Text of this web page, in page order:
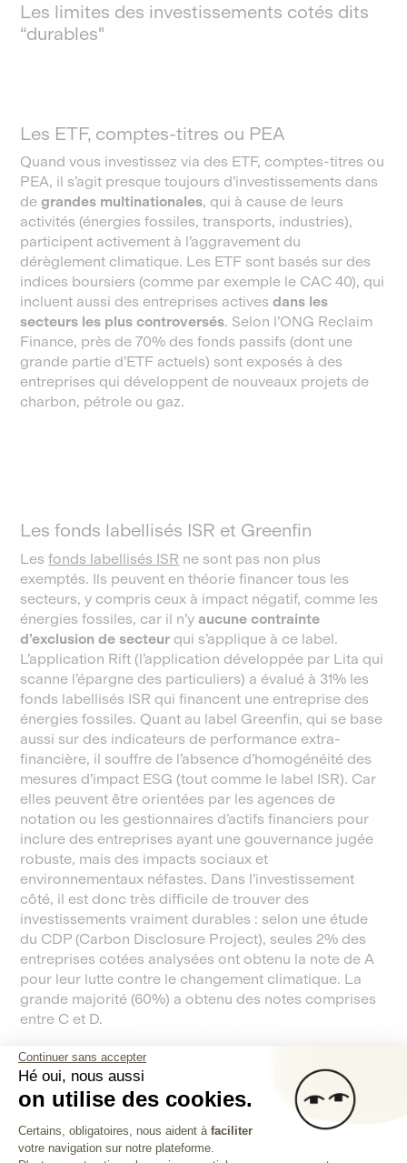
Les limites des investissements cotés dits
“durables"
Les ETF, comptes-titres ou PEA
Quand vous investissez via des ETF, comptes-titres ou
PEA, il s’agit presque toujours d’investissements dans
degrandes multinationales, qui à cause de leurs
activités (énergies fossiles, transports, industries),
participent activement à l’aggravement du
dérèglement climatique. Les ETF sont basés sur des
indices boursiers (comme par exemple le CAC 40), qui
incluent aussi des entreprises activesdans les
secteurs les plus controversés. Selon l’ONG Reclaim
Finance, près de 70% des fonds passifs (dont une
grande partie d’ETF actuels) sont exposés à des
entreprises qui développent de nouveaux projets de
charbon, pétrole ou gaz.
Les fonds labellisés ISR et Greenfin
Lesfonds labellisés ISR ne sont pas non plus
exemptés. Ils peuvent en théorie financer tous les
secteurs, y compris ceux à impact négatif, comme les
énergies fossiles, car il n’yaucune contrainte
d’exclusion de secteurqui s’applique à ce label.
L’application Rift (l’application développée par Lita qui
scanne l’épargne des particuliers) a évalué à 31% les
fonds labellisés ISR qui financent une entreprise des
énergies fossiles. Quant au label Greenfin, qui se base
aussi sur des indicateurs de performance extra-
financière, il souffre de l’absence d’homogénéité des
mesures d’impact ESG (tout comme le label ISR). Car
elles peuvent être orientées par les agences de
notation ou les gestionnaires d’actifs financiers pour
inclure des entreprises ayant une gouvernance jugée
robuste, mais des impacts sociaux et
environnementaux néfastes. Dans l’investissement
côté, il est donc très difficile de trouver des
investissements vraiment durables : selon une étude
du CDP (Carbon Disclosure Project), seules 2% des
entreprises cotées analysées ont obtenu la note de A
pour leur lutte contre le changement climatique. La
grande majorité (60%) a obtenu des notes comprises
entre C et D.
Bon à savoir
Les marchés financiers se sont éloignés de leur
mission originelle, à savoir financer l’économie
réelle. Aujourd’hui, seulement 12% du bilan des
Continuer sans accepter
Hé oui, nous aussi
on utilise des cookies.
Plateforme de Gestion du
Certains, obligatoires, nous aident à faciliter
votre navigation sur notre plateforme.
Axeptio consent